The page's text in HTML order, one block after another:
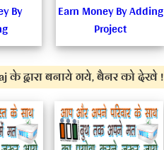
By
Earn Money By Adding
Project
के द्वारा बनाये गये, बैनर को देखे !